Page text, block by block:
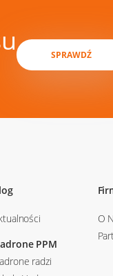
SPRAWDŹ
PPM
radzi
O